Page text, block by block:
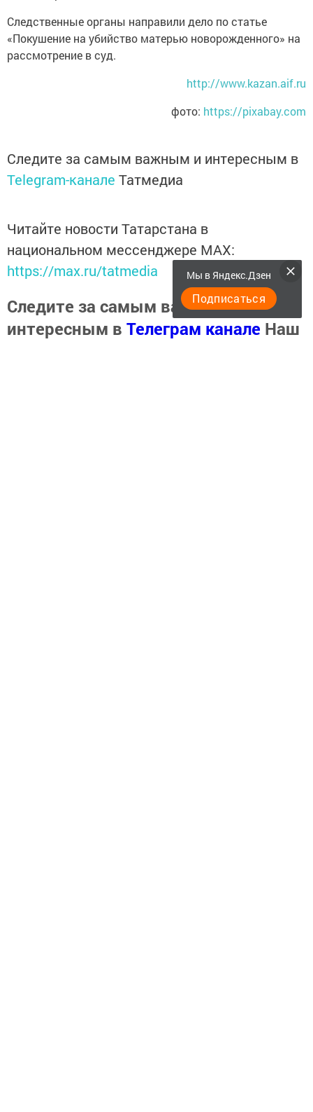
Следственные органы направили дело по статье
«Покушение на убийство матерью новорожденного» на
рассмотрение в суд.
http://www.kazan.aif.ru
фото: https://pixabay.com
Следите за самым важным и интересным в
Telegram-канале Татмедиа
Читайте новости Татарстана в
национальном мессенджере MАХ:
https://max.ru/tatmedia
Следите за самым важным и
интересным в Телеграм канале Наш
Мы в Яндекс.Дзен
Подписаться